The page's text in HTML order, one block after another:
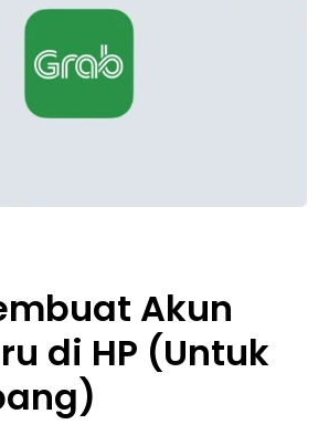
Akun
di HP (Untuk